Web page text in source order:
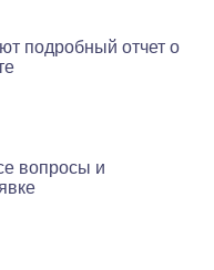
подробный отчет о
вопросы и